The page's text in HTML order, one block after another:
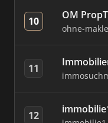
10 OM
ohne-
11
12